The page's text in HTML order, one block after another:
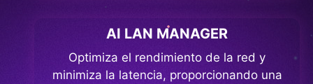
AI LAN MANAGER
Optimiza el rendimiento de la red y
minimiza la latencia, proporcionando una